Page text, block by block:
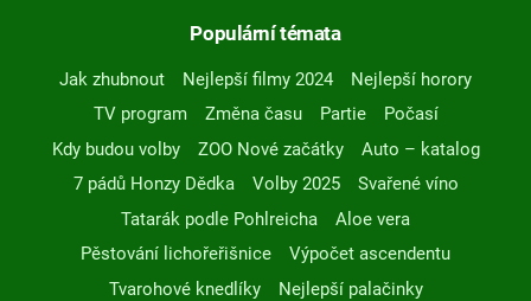
Populární témata
Jak zhubnout Nejlepší filmy 2024
Nejlepší horory
TV program
Změna času Partie
Počasí
Kdy budou volby
ZOO Nové začátky
Auto – katalog
7 pádů Honzy Dědka
Volby 2025
Svařené víno
Tatarák podle Pohlreicha
Aloe vera
Pěstování lichořeřišnice
Výpočet ascendentu
Tvarohové knedlíky
Nejlepší palačinky